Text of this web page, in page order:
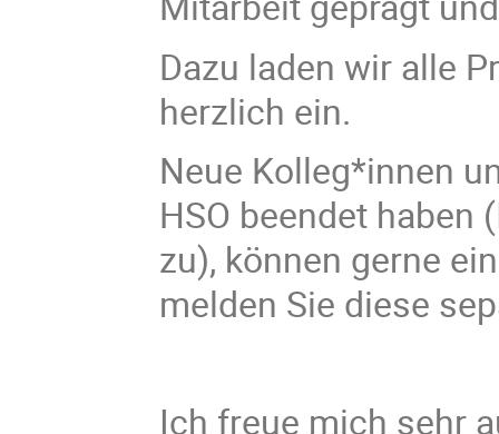
Dazu laden wir alle
herzlich ein.
Neue Kolleg*innen
HSO beendet haben
zu), können gerne
melden Sie diese
Ich freue mich sehr